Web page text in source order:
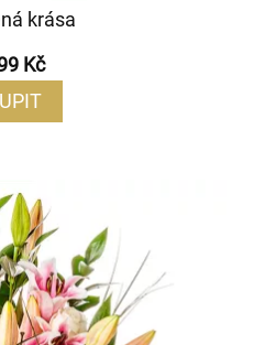
krása
Kč